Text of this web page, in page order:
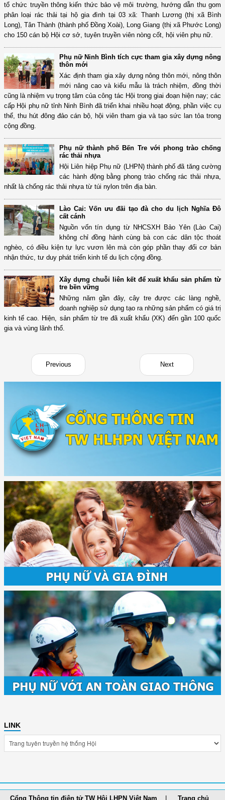
tổ chức truyền thông kiến thức bảo vệ môi trường, hướng dẫn thu gom
phân loại rác thải tại hộ gia đình tại 03 xã: Thanh Lương (thị xã Bình
Long), Tân Thành (thành phố Đồng Xoài), Long Giang (thị xã Phước Long)
cho 150 cán bộ Hội cơ sở, tuyên truyền viên nòng cốt, hội viên phụ nữ.
Phụ nữ Ninh Bình tích cực tham gia xây dựng nông
thôn mới
Xác định tham gia xây dựng nông thôn mới, nông thôn
mới nâng cao và kiểu mẫu là trách nhiệm, đồng thời
cũng là nhiệm vụ trọng tâm của công tác Hội trong giai đoạn hiện nay; các
cấp Hội phụ nữ tỉnh Ninh Bình đã triển khai nhiều hoạt động, phần việc cụ
thể, thu hút đông đảo cán bộ, hội viên tham gia và tạo sức lan tỏa trong
cộng đồng.
Phụ nữ thành phố Bến Tre với phong trào chống
rác thải nhựa
Hội Liên hiệp Phụ nữ (LHPN) thành phố đã tăng cường
các hành động bằng phong trào chống rác thải nhựa,
nhất là chống rác thải nhựa từ túi nylon trên địa bàn.
Lào Cai: Vốn ưu đãi tạo đà cho du lịch Nghĩa Đô
cất cánh
Nguồn vốn tín dụng từ NHCSXH Bảo Yên (Lào Cai)
không chỉ đồng hành cùng bà con các dân tộc thoát
nghèo, có điều kiện tự lực vươn lên mà còn góp phần thay đổi cơ bản
nhận thức, tư duy phát triển kinh tế du lịch cộng đồng.
Xây dựng chuỗi liên kết để xuất khẩu sản phẩm từ
tre bền vững
Những năm gần đây, cây tre được các làng nghề,
doanh nghiệp sử dụng tạo ra những sản phẩm có giá trị
kinh tế cao. Hiện, sản phẩm từ tre đã xuất khẩu (XK) đến gần 100 quốc
gia và vùng lãnh thổ.
Previous Next
LINK
Cổng Thông tin điện tử TW Hội LHPN Việt Nam Trang chủ